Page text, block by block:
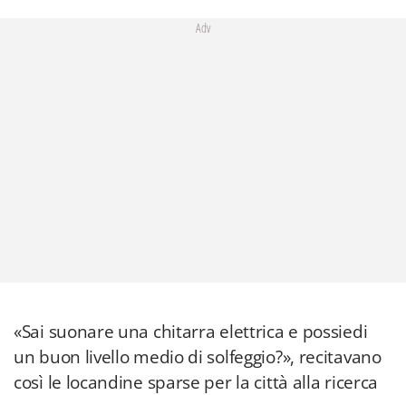
Adv
«Sai suonare una chitarra elettrica e possiedi
un buon livello medio di solfeggio?», recitavano
così le locandine sparse per la città alla ricerca